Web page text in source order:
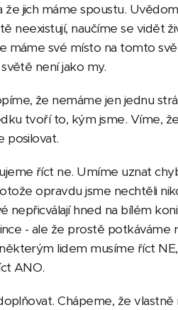
jich máme spoustu.
neexistují, naučíme se vidět
máme své místo na tomto
není jako my.
že nemáme jen jednu
tvoří to, kým jsme. Víme,
posilovat.
říct ne. Umíme uznat
opravdu jsme nechtěli
nepřicválají hned na bílém
- ale že prostě potkáváme
lidem musíme říct
ANO.
Chápeme, že vlastně